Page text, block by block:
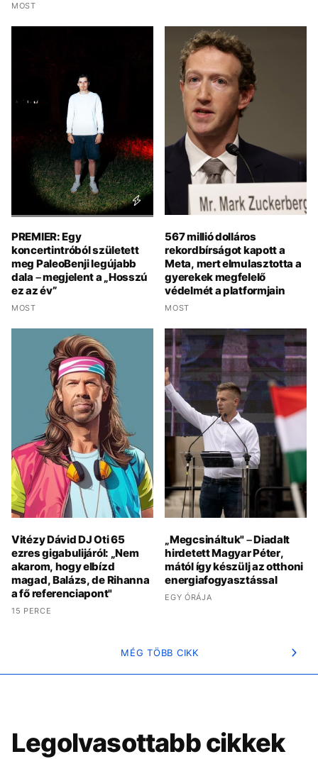
MOST
PREMIER: Egy
koncertintróból született
meg PaleoBenji legújabb
dala – megjelent a „Hosszú
ez az év”
MOST
567 millió dolláros
rekordbírságot kapott a
Meta, mert elmulasztotta a
gyerekek megfelelő
védelmét a platformjain
MOST
Vitézy Dávid DJ Oti 65
ezres gigabulijáról: „Nem
akarom, hogy elbízd
magad, Balázs, de Rihanna
a fő referenciapont"
15 PERCE
„Megcsináltuk" – Diadalt
hirdetett Magyar Péter,
mától így készülj az otthoni
energiafogyasztással
EGY ÓRÁJA
MÉG TÖBB CIKK
Legolvasottabb cikkek